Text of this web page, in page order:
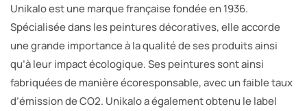
Unikalo est une marque française fondée en 1936.
Spécialisée dans les peintures décoratives, elle accorde
une grande importance à la qualité de ses produits ainsi
qu’à leur impact écologique. Ses peintures sont ainsi
fabriquées de manière écoresponsable, avec un faible taux
d’émission de CO2. Unikalo a également obtenu le label